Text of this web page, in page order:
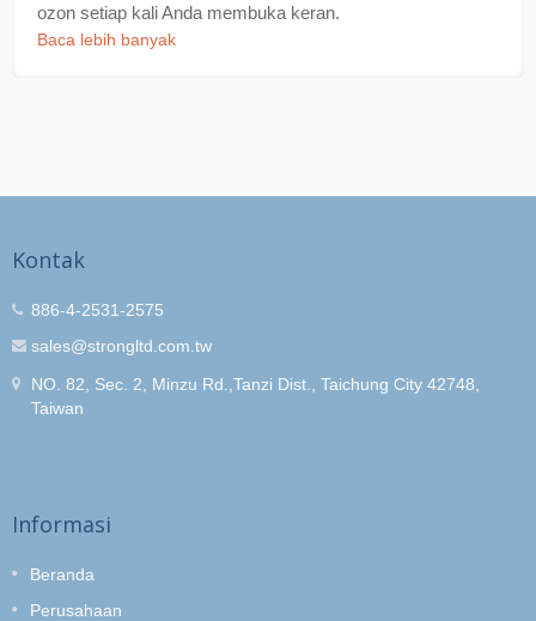
ozon setiap kali Anda membuka keran.
Baca lebih banyak
Kontak
886-4-2531-2575
sales@strongltd.com.tw
NO. 82, Sec. 2, Minzu Rd.,Tanzi Dist., Taichung City 42748,
Taiwan
Informasi
Beranda
Perusahaan